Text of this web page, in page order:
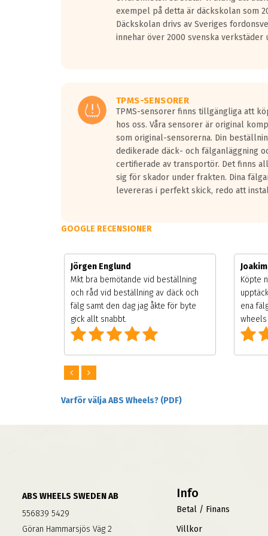
Vid körning i över 50km/h brukar
På däckmärkningen kommer det finnas en
medans de vita vågorna påvisar om det är ett tyst
Ett däck med tre svarta vågor uppnår de
exempel på detta är däckskolan som
Däckskolan drivs av Sveriges
innehar över 2000 svenska verkstäder
TPMS-SENSORER
TPMS-sensorer finns tillgängliga att
hos oss. Våra sensorer är original
som original-sensorerna. Din
dedikerade däck- och fälganläggning
certifierade av transportör. Det finns
sig för skador under frakten. Dina
levereras i perfekt skick, redo att
GOOGLE RECENSIONER
Jörgen Englund
Mkt bra bemötande vid beställning
och råd vid beställning av däck och
fälg samt den dag jag åkte för byte
gick allt snabbt.
Köpte
ena
Varför välja ABS Wheels? (PDF)
ABS WHEELS SWEDEN AB
556839 5429
Göran Hammarsjös Väg 2
Info
Betal / Finans
Villkor